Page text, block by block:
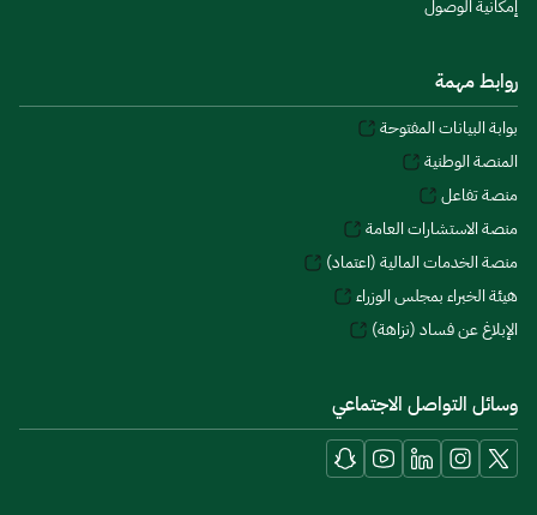
إمكانية الوصول
روابط مهمة
بوابة البيانات المفتوحة
المنصة الوطنية
منصة تفاعل
منصة الاستشارات العامة
منصة الخدمات المالية (اعتماد)
هيئة الخبراء بمجلس الوزراء
الإبلاغ عن فساد (نزاهة)
وسائل التواصل الاجتماعي